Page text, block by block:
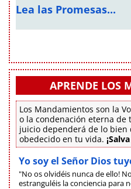
Lea las Promesas...
APRENDE LOS
Los Mandamientos son la
o la condenación eterna de
juicio dependerá de lo bien
obedecido en tu vida.
Yo soy el Señor Dios
"No os olvidéis nunca de ello!
estranguléis la conciencia para